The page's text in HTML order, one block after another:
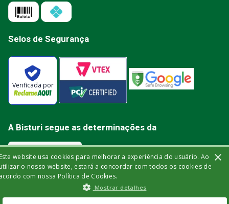
Selos de Segurança
Verificada por
A Bisturi segue as determinações da
Bisturi Distribuidora de Material Hospitalar Ltda | Rua Miguel de Frias, 150 -
loja | Icaraí | Niterói - Rio de Janeiro | CEP: 24.220-003 | CNPJ: 32.561.144/0001-
03 | Insc. Est.: 84.147.982 | Telefone: (21) 2606-1709. © 2021 bisturi.com.br.
×
website usa cookies para melhorar a experiência do usuário. Ao
o nosso website, estará a concordar com todos os cookies de
com nossa Política de Cookies.
Mostrar detalhes